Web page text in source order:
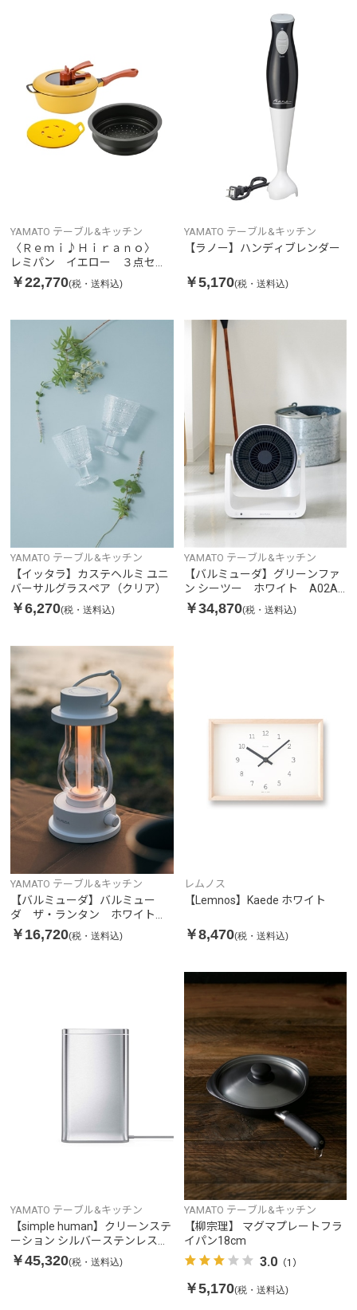
YAMATO テーブル&キッチン
〈Ｒｅｍｉ♪Ｈｉｒａｎｏ〉
レミパン イエロー ３点セッ
ト
￥22,770(税・送料込)
YAMATO テーブル&キッチン
【ラノー】ハンディブレンダー
￥5,170(税・送料込)
YAMATO テーブル&キッチン
【イッタラ】カステヘルミ ユニ
バーサルグラスペア（クリア）
￥6,270(税・送料込)
YAMATO テーブル&キッチン
【バルミューダ】グリーンファ
ン シーツー ホワイト A02A-
WK
￥34,870(税・送料込)
YAMATO テーブル&キッチン
【バルミューダ】バルミュー
ダ ザ・ランタン ホワイト
L02A-WH
￥16,720(税・送料込)
レムノス
【Lemnos】Kaede ホワイト
￥8,470(税・送料込)
YAMATO テーブル&キッチン
【simple human】クリーンステ
ーション シルバーステンレス
ST4000
￥45,320(税・送料込)
YAMATO テーブル&キッチン
【柳宗理】 マグマプレートフラ
イパン18cm
3.0（1）
￥5,170(税・送料込)